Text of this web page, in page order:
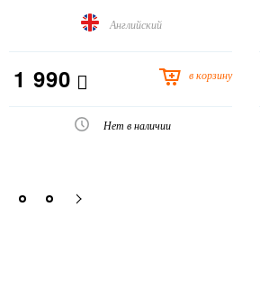
Английский
1 990 в корзину
Нет в наличии